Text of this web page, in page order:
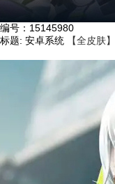
编号： 15145980
标题: 安卓系统 【全皮肤